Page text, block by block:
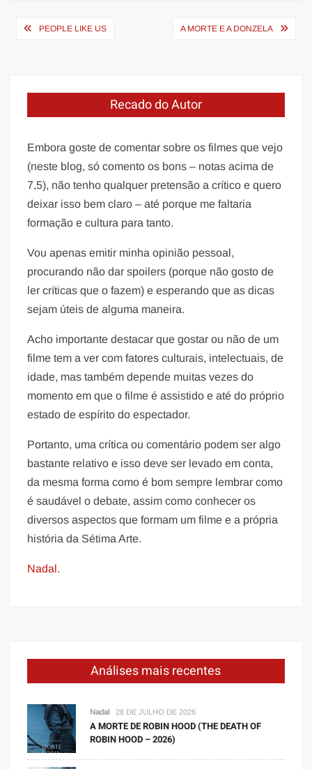
Navegação
PEOPLE LIKE US A MORTE E A DONZELA
Recado do Autor
Embora goste de comentar sobre os filmes que vejo
(neste blog, só comento os bons – notas acima de
7,5), não tenho qualquer pretensão a crítico e quero
deixar isso bem claro – até porque me faltaria
formação e cultura para tanto.
Vou apenas emitir minha opinião pessoal,
procurando não dar spoilers (porque não gosto de
ler críticas que o fazem) e esperando que as dicas
sejam úteis de alguma maneira.
Acho importante destacar que gostar ou não de um
filme tem a ver com fatores culturais, intelectuais, de
idade, mas também depende muitas vezes do
momento em que o filme é assistido e até do próprio
estado de espírito do espectador.
Portanto, uma crítica ou comentário podem ser algo
bastante relativo e isso deve ser levado em conta,
da mesma forma como é bom sempre lembrar como
é saudável o debate, assim como conhecer os
diversos aspectos que formam um filme e a própria
história da Sétima Arte.
Nadal.
Análises mais recentes
Nadal 28 DE JULHO DE 2026
A MORTE DE ROBIN HOOD (THE DEATH OF
ROBIN HOOD – 2026)